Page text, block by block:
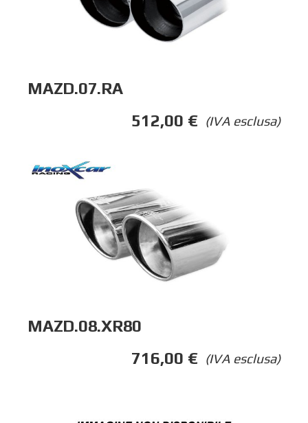
MAZD.07.RA
(IVA esclusa)
512,00 €
MAZD.08.XR80
(IVA esclusa)
716,00 €